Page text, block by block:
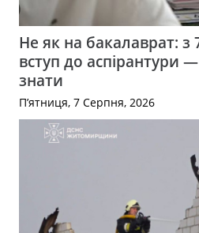
Не як на бакалаврат: з
вступ до аспірантури
знати
П’ятниця, 7 Серпня, 2026